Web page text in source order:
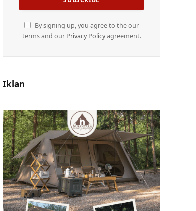
By signing up, you agree to the our
terms and our Privacy Policyagreement.
Iklan